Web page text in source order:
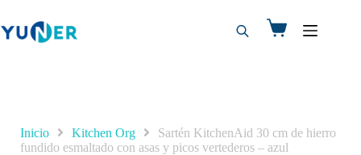
Inicio Kitchen Org
Sartén KitchenAid 30 cm de hierro
fundido esmaltado con asas y picos vertederos – azul